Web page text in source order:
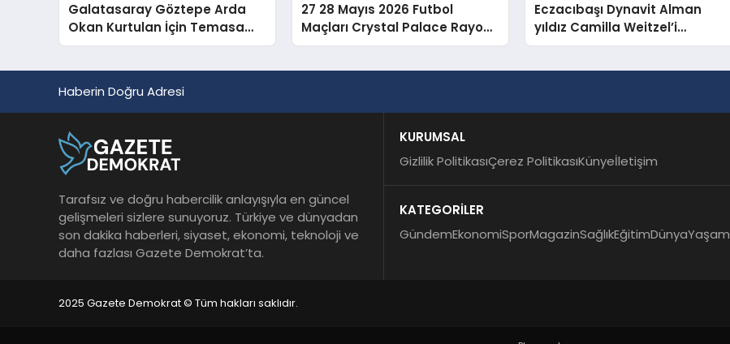
Galatasaray Göztepe Arda
Okan Kurtulan İçin Temasa
Geçti Ahmed Kutucu Transferi
27 28 Mayıs 2026 Futbol
Maçları Crystal Palace Rayo
Vallecano UEFA Konferans Ligi
Eczacıbaşı Dynavit Alman
yıldız Camilla Weitzel’i
transfer etti
Haberin Doğru Adresi
Tarafsız ve doğru habercilik anlayışıyla en güncel
gelişmeleri sizlere sunuyoruz. Türkiye ve dünyadan
son dakika haberleri, siyaset, ekonomi, teknoloji ve
daha fazlası Gazete Demokrat’ta.
KURUMSAL
Gizlilik PolitikasıÇerez PolitikasıKünyeİletişim
KATEGORİLER
GündemEkonomiSporMagazinSağlıkEğitimDünyaYaşam
2025 Gazete Demokrat © Tüm hakları saklıdır.